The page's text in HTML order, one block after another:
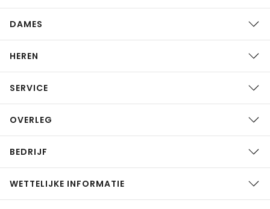
DAMES
HEREN
SERVICE
OVERLEG
BEDRIJF
WETTELIJKE INFORMATIE